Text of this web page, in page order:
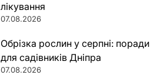
лікування
07.08.2026
Обрізка рослин у серпні: поради
для садівників Дніпра
07.08.2026